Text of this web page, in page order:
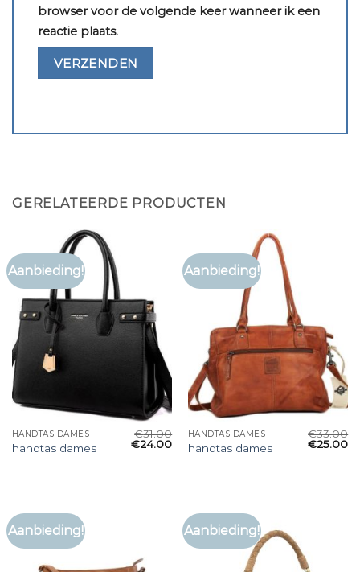
browser voor de volgende keer wanneer ik een
reactie plaats.
GERELATEERDE PRODUCTEN
Aanbieding!
HANDTAS DAMES
handtas dames
€31.00
€24.00
Aanbieding!
HANDTAS DAMES
handtas dames
€33.00
€25.00
Aanbieding! Aanbieding!